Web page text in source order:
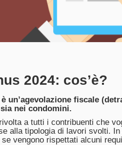
2024: cos’è?
è un’agevolazione fiscale
nei condomini.
a tutti i contribuenti che
alla tipologia di lavori svolti.
se vengono rispettati alcuni